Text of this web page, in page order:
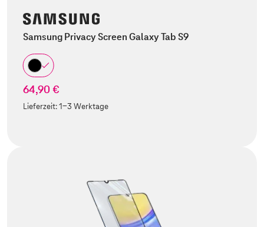
Samsung Privacy Screen Galaxy Tab S9
64,90 €
Lieferzeit:1-3 Werktage